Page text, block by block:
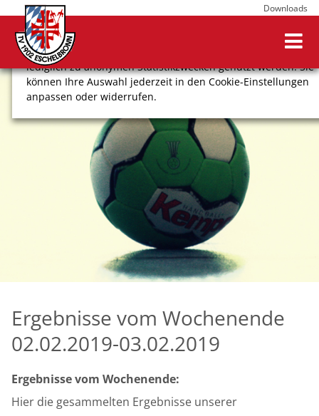
Wir verwenden Cookies, um Ihnen ein optimales
Webseitenerlebnis zu bieten. Dazu zählen Cookies, die für
den Betrieb der Seite notwendig sind, sowie solche, die
lediglich zu anonymen Statistikzwecken genutzt werden. Sie
können Ihre Auswahl jederzeit in den Cookie-Einstellungen
anpassen oder widerrufen.
COOKIE-EINSTELLUNGEN
ALLE ABLEHNEN
ALLE AUSWÄHLEN
Downloads
Ergebnisse vom Wochenende
02.02.2019-03.02.2019
Ergebnisse vom Wochenende:
Hier die gesammelten Ergebnisse unserer